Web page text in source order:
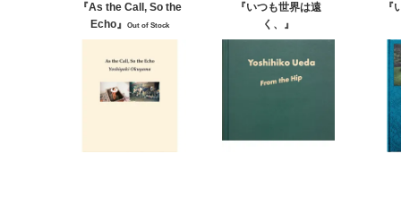
『As the Call, So the
Echo』
Out of Stock
『いつも世界は遠
く、』